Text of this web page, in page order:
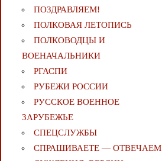
ПОЗДРАВЛЯЕМ!
ПОЛКОВАЯ ЛЕТОПИСЬ
ПОЛКОВОДЦЫ И
ВОЕНАЧАЛЬНИКИ
РГАСПИ
РУБЕЖИ РОССИИ
РУССКОЕ ВОЕННОЕ
ЗАРУБЕЖЬЕ
СПЕЦСЛУЖБЫ
СПРАШИВАЕТЕ — ОТВЕЧАЕМ